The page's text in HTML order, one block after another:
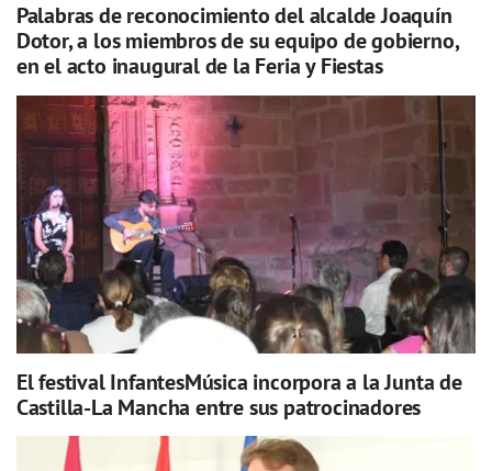
Palabras de reconocimiento del alcalde Joaquín
Dotor, a los miembros de su equipo de gobierno,
en el acto inaugural de la Feria y Fiestas
El festival InfantesMúsica incorpora a la Junta de
Castilla-La Mancha entre sus patrocinadores